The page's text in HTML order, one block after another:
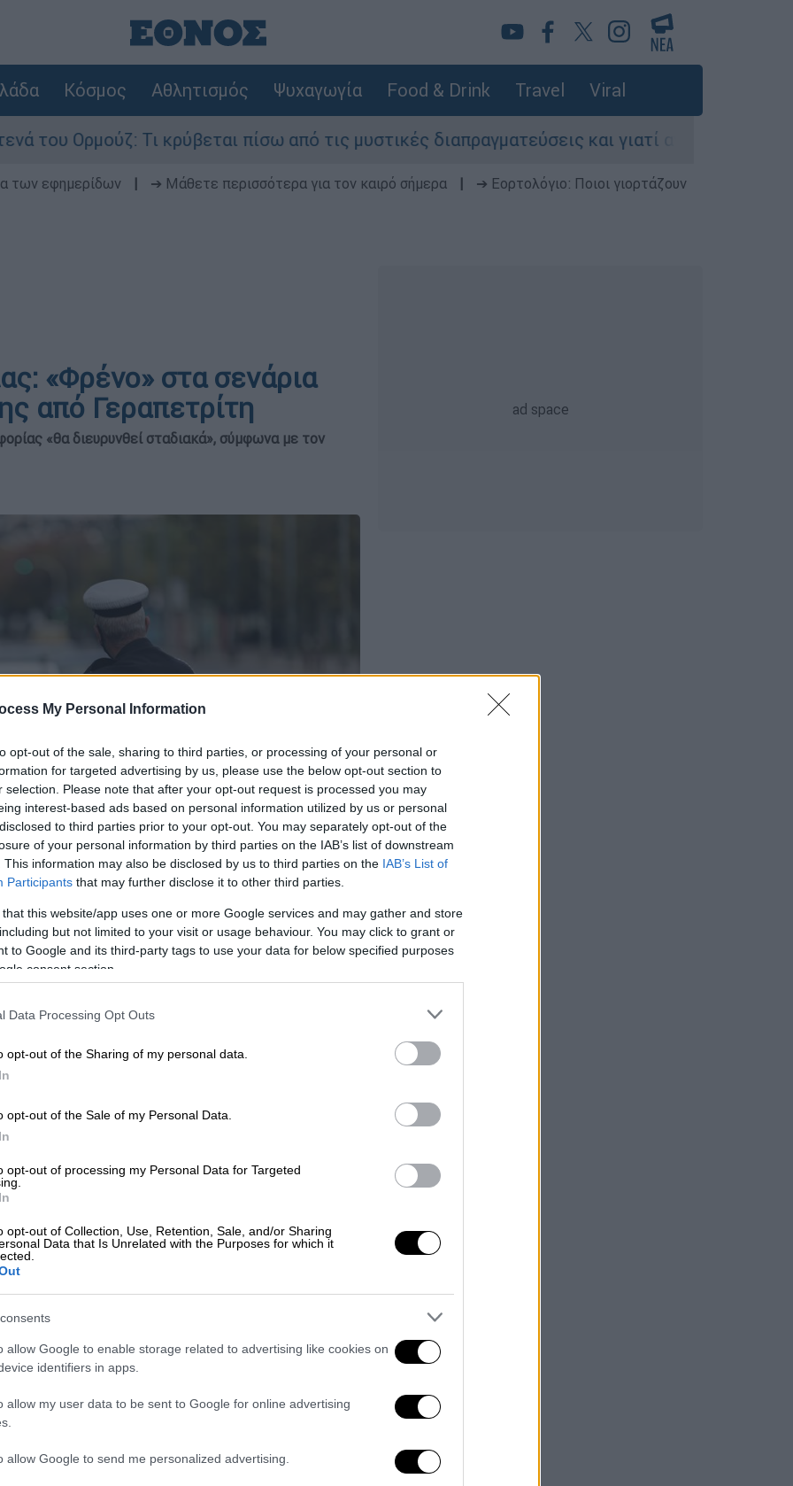
My Personal Information
opt-out of the sale, sharing to third parties, or processing of your personal or
for targeted advertising by us, please use the below opt-out section to
selection. Please note that after your opt-out request is processed you may
interest-based ads based on personal information utilized by us or personal
to third parties prior to your opt-out. You may separately opt-out of the
of your personal information by third parties on the IAB’s list of downstream
This information may also be disclosed by us to third parties on the IAB’s List of
Participants that may further disclose it to other third parties.
that this website/app uses one or more Google services and may gather and store
but not limited to your visit or usage behaviour. You may click to grant or
to Google and its third-party tags to use your data for below specified purposes
consent section.
Data Processing Opt Outs
opt-out of the Sharing of my personal data.
opt-out of the Sale of my Personal Data.
opt-out of processing my Personal Data for Targeted
opt-out of Collection, Use, Retention, Sale, and/or Sharing
Data that Is Unrelated with the Purposes for which it
allow Google to enable storage related to advertising like cookies on
identifiers in apps.
allow my user data to be sent to Google for online advertising
allow Google to send me personalized advertising.
Κόσμος Αθλητισμός Ψυχαγωγία Food & Drink Travel Viral
Τι κρύβεται πίσω από τις μυστικές διαπραγματεύσεις και γιατί αντιδρούν οι ΗΠΑ
των εφημερίδων ➔ Μάθετε περισσότερα για τον καιρό σήμερα
➔ Εορτολόγιο: Ποιοι γιορτάζουν
«Φρένο» στα σενάρια
από Γεραπετρίτη
«θα διευρυνθεί σταδιακά», σύμφωνα με τον
δεν θα καταργηθεί σύντομα, όπως
Γιώργος Γεραπετρίτης
απόλυτη ελευθερία» είπε
κάνουμε είναι να πηγαίνουμε βήμα-
απαγόρευσης κυκλοφορίας
θα υπάρξει μια επέκταση μετά τις 11
μετά».
Επικρατείας μιλώντας στον ΑΝΤ1,
πηγαίνει καλά και δεν πρέπει να
να είμαστε προσεκτικοί και
πως το SMS «θα εξακολουθεί να
με το άνοιγμα των